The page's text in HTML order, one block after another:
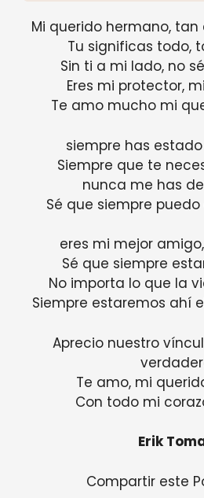
Mi querido hermano,
Tu significas todo,
Sin ti a mi lado, no
Eres mi protector,
Te amo mucho mi
siempre has
Siempre que te
nunca me has
Sé que siempre
eres mi mejor
Sé que siempre
No importa lo que la
Siempre estaremos ahí
Aprecio nuestro
Te amo, mi
Con todo mi
Erik
Compartir este